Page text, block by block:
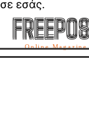
σε εσάς.
Online Magazine